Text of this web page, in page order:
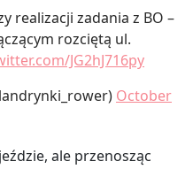
realizacji zadania z BO –
rozciętą ul.
JG2hJ716py
October
ale przenosząc